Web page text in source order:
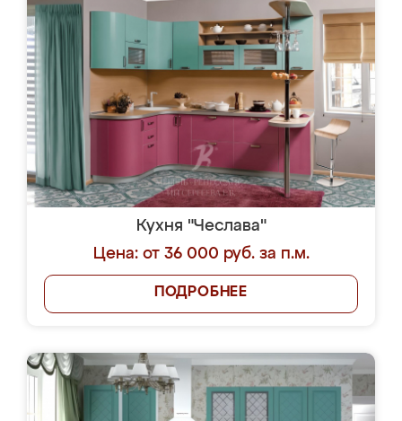
Кухня "Чеслава"
Цена: от 36 000 руб. за п.м.
ПОДРОБНЕЕ